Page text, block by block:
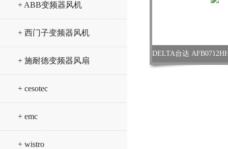
+ ABB变频器风机
+ 西门子变频器风机
+ 施耐德变频器风扇
+ cesotec
+ emc
+ wistro